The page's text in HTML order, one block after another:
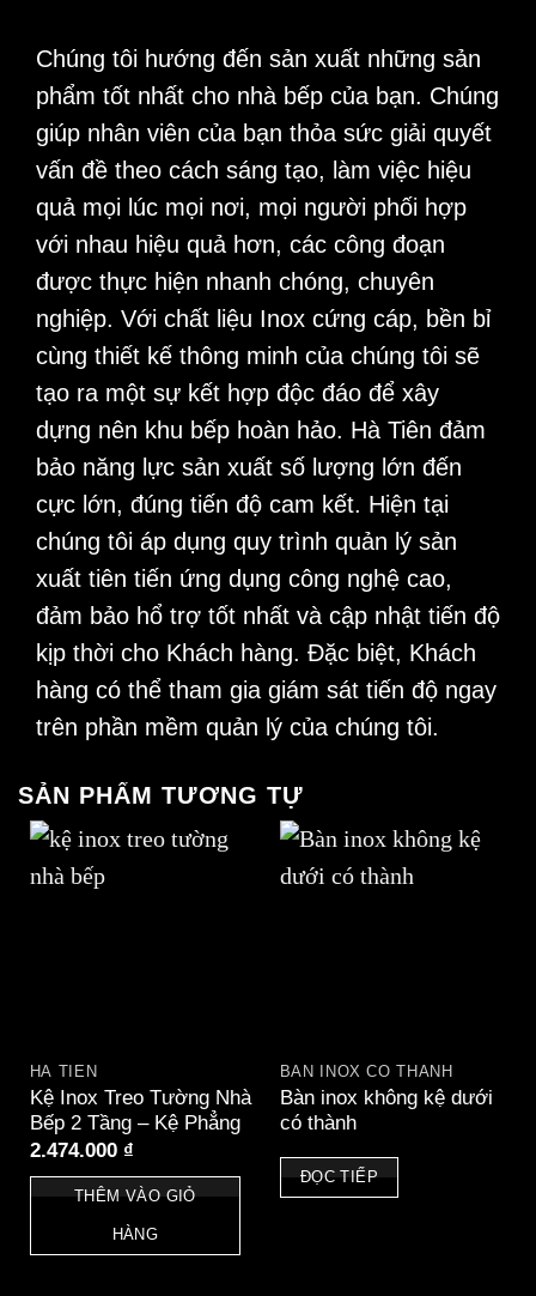
Chúng tôi hướng đến sản xuất những sản
phẩm tốt nhất cho nhà bếp của bạn. Chúng
giúp nhân viên của bạn thỏa sức giải quyết
vấn đề theo cách sáng tạo, làm việc hiệu
quả mọi lúc mọi nơi, mọi người phối hợp
với nhau hiệu quả hơn, các công đoạn
được thực hiện nhanh chóng, chuyên
nghiệp. Với chất liệu Inox cứng cáp, bền bỉ
cùng thiết kế thông minh của chúng tôi sẽ
tạo ra một sự kết hợp độc đáo để xây
dựng nên khu bếp hoàn hảo. Hà Tiên đảm
bảo năng lực sản xuất số lượng lớn đến
cực lớn, đúng tiến độ cam kết. Hiện tại
chúng tôi áp dụng quy trình quản lý sản
xuất tiên tiến ứng dụng công nghệ cao,
đảm bảo hổ trợ tốt nhất và cập nhật tiến độ
kịp thời cho Khách hàng. Đặc biệt, Khách
hàng có thể tham gia giám sát tiến độ ngay
trên phần mềm quản lý của chúng tôi.
SẢN PHẨM TƯƠNG TỰ
HÀ TIÊN
Kệ Inox Treo Tường Nhà
Bếp 2 Tầng – Kệ Phẳng
2.474.000 ₫
THÊM VÀO GIỎ
HÀNG
BÀN INOX CÓ THÀNH
Bàn inox không kệ dưới
có thành
ĐỌC TIẾP